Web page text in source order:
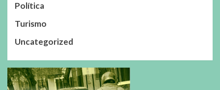
Política
Turismo
Uncategorized